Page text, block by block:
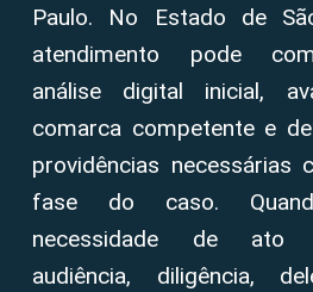
Paulo. No Estado de
atendimento pode
análise digital inicial,
comarca competente e
providências necessárias
fase do caso.
necessidade de ato
audiência, diligência,